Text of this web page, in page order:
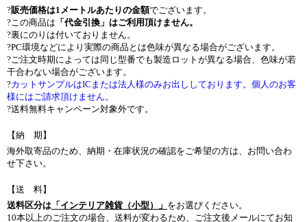
?販売価格は1メートルあたりの金額でございます。
?この商品は 「代金引換」はご利用頂けません。
?裏にのりは付いておりません。
?PC環境などにより実際の商品とは色味が異なる場合がございます。
?ご注文時期によっては同じ型番でも製造ロットが異なる場合、色味が若
干合わない場合がございます。
?カットサンプルはICまたは法人様のみお出ししております。個人のお客
様にはご請求頂けません。
?送料無料キャンペーン対象外です。
【納 期】
海外取寄品のため、納期・在庫状況の確認をご希望の方は、お問い合わ
せ下さい。
【送 料】
送料区分は 「インテリア雑貨（小型）」 をお選びください。
10本以上のご注文の場合、送料が変わるため、ご注文後メールにてお知